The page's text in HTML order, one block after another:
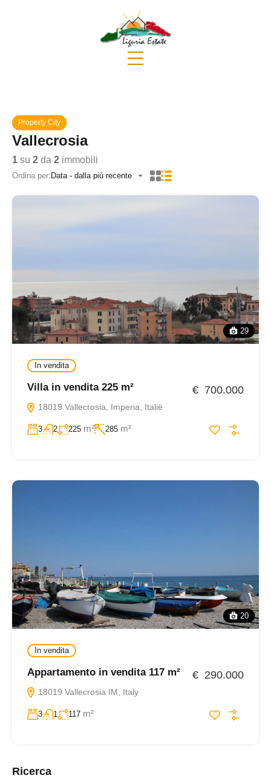
Property City
Vallecrosia
1 su 2 da 2 immobili
Ordina per: Data - dalla più recente
29
In vendita
Villa in vendita 225 m²
18019 Vallecrosia, Imperia, Italië
€ 700.000
3 2 225 m² 285 m²
20
In vendita
Appartamento in vendita 117 m²
18019 Vallecrosia IM, Italy
€ 290.000
3 1 117 m²
Ricerca